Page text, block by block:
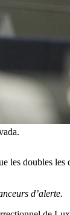
les doubles
d’alerte.